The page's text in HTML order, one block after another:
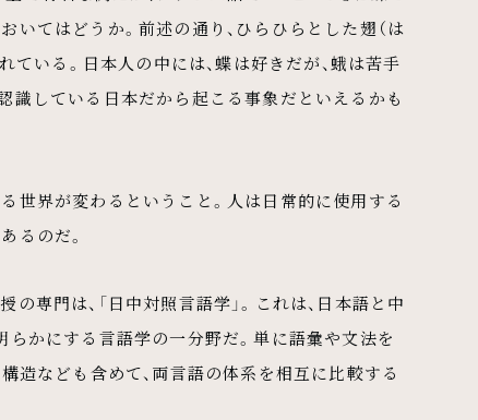
いてはどうか。前述の通り、ひらひらとした翅（は
ている。日本人の中には、蝶は好きだが、蛾は苦手
識している日本だから起こる事象だといえるかも
世界が変わるということ。人は日常的に使用する
るのだ。
専門は、「日中対照言語学」。これは、日本語と中
らかにする言語学の一分野だ。単に語彙や文法を
造なども含めて、両言語の体系を相互に比較する